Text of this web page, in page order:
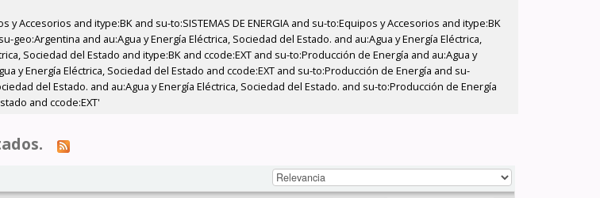
and itype:BK and su-to:SISTEMAS DE ENERGIA and su-to:Equipos y Accesorios and itype:BK
and au:Agua y Energía Eléctrica, Sociedad del Estado. and au:Agua y Energía Eléctrica,
Sociedad del Estado and itype:BK and ccode:EXT and su-to:Producción de Energía and au:Agua y
y Energía Eléctrica, Sociedad del Estado and ccode:EXT and su-to:Producción de Energía and su-
del Estado. and au:Agua y Energía Eléctrica, Sociedad del Estado. and su-to:Producción de Energía
and ccode:EXT'